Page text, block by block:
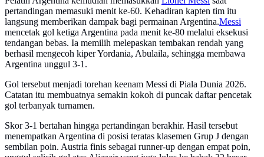
pertandingan memasuki menit ke-60. Kehadiran kapten tim itu
langsung memberikan dampak bagi permainan Argentina.Messi
mencetak gol ketiga Argentina pada menit ke-80 melalui eksekusi
tendangan bebas. Ia memilih melepaskan tembakan rendah yang
berhasil mengecoh kiper Yordania, Abulaila, sehingga membawa
Argentina unggul 3-1.
Gol tersebut menjadi torehan keenam Messi di Piala Dunia 2026.
Catatan itu membuatnya semakin kokoh di puncak daftar pencetak
gol terbanyak turnamen.
Skor 3-1 bertahan hingga pertandingan berakhir. Hasil tersebut
menempatkan Argentina di posisi teratas klasemen Grup J dengan
sembilan poin. Austria finis sebagai runner-up dengan empat poin,